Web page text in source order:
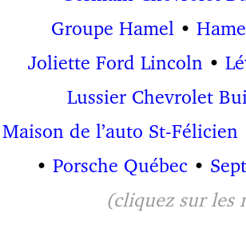
Groupe Hamel •
Joliette Ford Lincoln •
Lussier Chevrolet
Maison de l’auto St-Félicien
• Porsche Québec•
(cliquez sur les